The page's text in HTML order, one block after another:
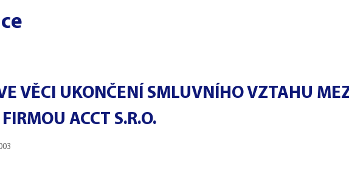
VĚCI UKONČENÍ SMLUVNÍHO VZTAHU
ACCT S.R.O.